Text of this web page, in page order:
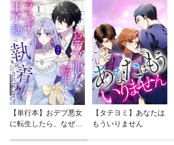
【単行本】おデブ悪女
に転生したら、なぜか
【タテヨミ】あなたは
もういりません